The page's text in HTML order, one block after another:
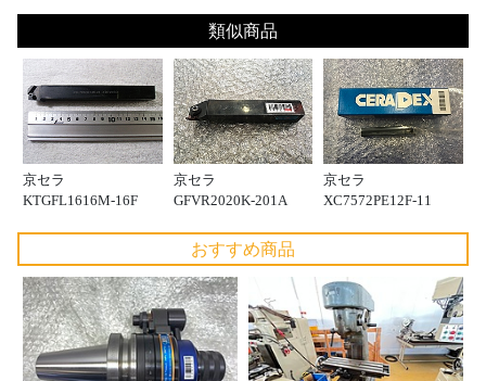
類似商品
京セラ
KTGFL1616M-16F
京セラ
GFVR2020K-201A
京セラ
XC7572PE12F-11
おすすめ商品